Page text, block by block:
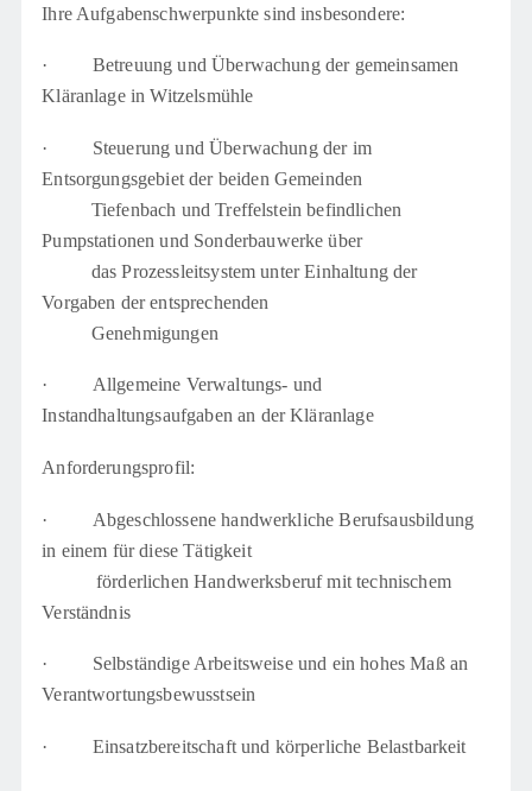
Ihre Aufgabenschwerpunkte sind insbesondere:
· Betreuung und Überwachung der gemeinsamen
Kläranlage in Witzelsmühle
· Steuerung und Überwachung der im
Entsorgungsgebiet der beiden Gemeinden
Tiefenbach und Treffelstein befindlichen
Pumpstationen und Sonderbauwerke über
das Prozessleitsystem unter Einhaltung der
Vorgaben der entsprechenden
Genehmigungen
· Allgemeine Verwaltungs- und
Instandhaltungsaufgaben an der Kläranlage
Anforderungsprofil:
· Abgeschlossene handwerkliche Berufsausbildung
in einem für diese Tätigkeit
förderlichen Handwerksberuf mit technischem
Verständnis
· Selbständige Arbeitsweise und ein hohes Maß an
Verantwortungsbewusstsein
· Einsatzbereitschaft und körperliche Belastbarkeit